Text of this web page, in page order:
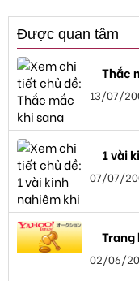
Được quan tâm
Thắc
13/07/
1 vài
07/07/
Trang
02/06/